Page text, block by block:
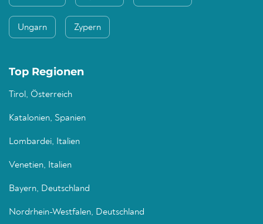
Ungarn Zypern
Top Regionen
Tirol, Österreich
Katalonien, Spanien
Lombardei, Italien
Venetien, Italien
Bayern, Deutschland
Nordrhein-Westfalen, Deutschland